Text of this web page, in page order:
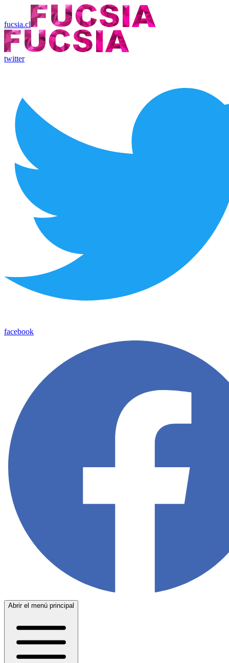
fucsia.cl
twitter
facebook
Abrir el menú principal